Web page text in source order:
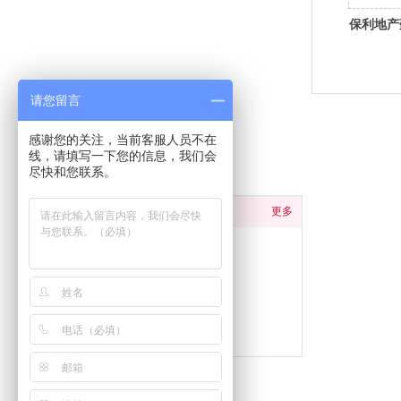
保利地
产品中心 更多
存储调理系列
洗涮台柜系列
厨房餐车系列
厨房厨杂系列
电开水器系列
自助餐炉系列
分类导航
请您留言
感谢您的关注，当前客服人员不在
线，请填写一下您的信息，我们会
尽快和您联系。